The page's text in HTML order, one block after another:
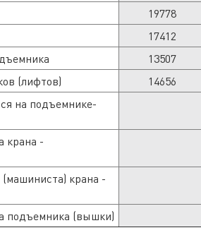
19778
17412
13507
(лифтов)
14656
на подъемнике-
крана -
крана -
подъемника (вышки)